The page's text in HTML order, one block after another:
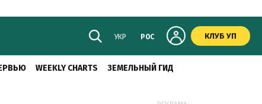
УКР РОС КЛУБ УП
WEEKLY CHARTS ЗЕМЕЛЬНЫЙ ГИД